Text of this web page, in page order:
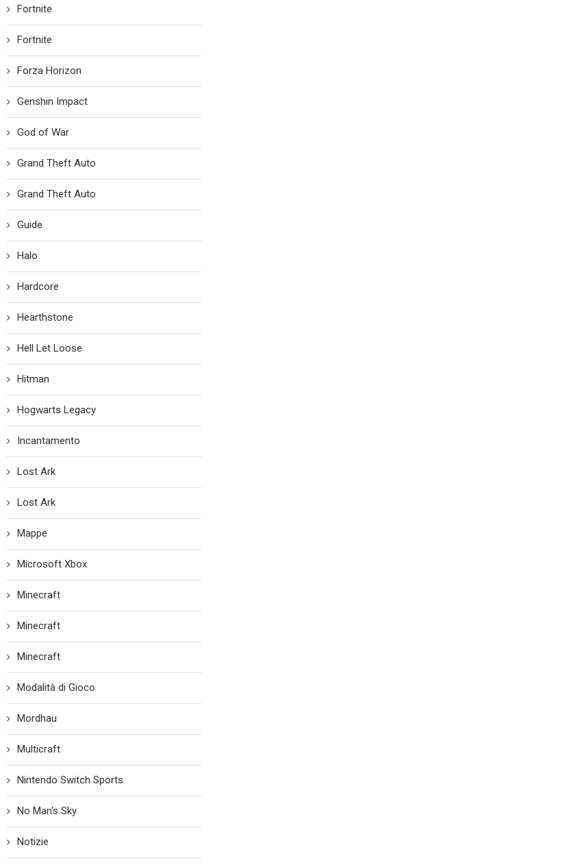
Fortnite
Fortnite
Forza Horizon
Genshin Impact
God of War
Grand Theft Auto
Grand Theft Auto
Guide
Halo
Hardcore
Hearthstone
Hell Let Loose
Hitman
Hogwarts Legacy
Incantamento
Lost Ark
Lost Ark
Mappe
Microsoft Xbox
Minecraft
Minecraft
Minecraft
Modalità di Gioco
Mordhau
Multicraft
Nintendo Switch Sports
No Man's Sky
Notizie